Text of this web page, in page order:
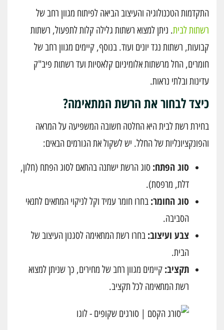
התקדמות הטכנולוגיה והעיצוב הביאה לפיתוח מגוון רחב של
רשתות לבית. ניתן למצוא רשתות גלילה קלות לתפעול, רשתות
קבועות, רשתות נגד יונים ועוד. בנוסף, קיימים מגוון רחב של
חומרים, החל מרשתות אלומיניום קלאסיות ועד רשתות פיב"ק
עדינות ובלתי נראות.
כיצד לבחור את הרשת המתאימה?
בחירת רשת לבית היא החלטה חשובה המשפיעה על המראה
והפונקציונליות של החלל. יש לשקול את הגורמים הבאים:
סוג הפתח: סוג הרשת ישתנה בהתאם לסוג הפתח (חלון,
דלת, מרפסת).
סוג החומר: בחרו חומר עמיד וקל לניקוי המתאים לתנאי
הסביבה.
צבע ועיצוב: בחרו רשת המתאימה לסגנון העיצוב של
הבית.
תקציב: קיימים מגוון רחב של מחירים, כך שניתן למצוא
רשת המתאימה לכל תקציב.